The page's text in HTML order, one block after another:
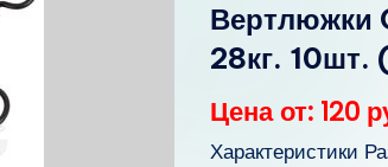
Вертлюжки
28кг.
Цена от: 120
Характеристики